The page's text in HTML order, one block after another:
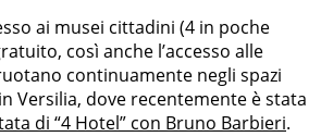
ai musei cittadini (4 in poche
così anche l’accesso alle
continuamente negli spazi
Versilia, dove recentemente è stata
di “4 Hotel” con Bruno Barbieri.